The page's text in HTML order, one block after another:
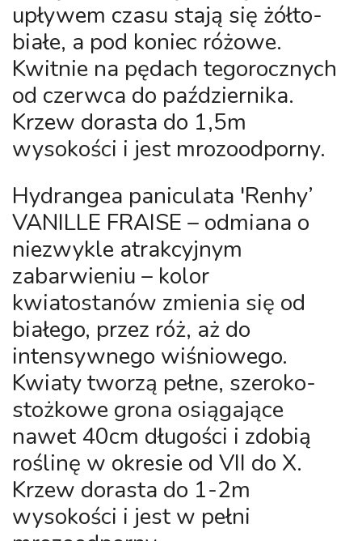
upływem czasu stają się żółto-
białe, a pod koniec różowe.
Kwitnie na pędach tegorocznych
od czerwca do października.
Krzew dorasta do 1,5m
wysokości i jest mrozoodporny.
Hydrangea paniculata 'Renhy’
VANILLE FRAISE – odmiana o
niezwykle atrakcyjnym
zabarwieniu – kolor
kwiatostanów zmienia się od
białego, przez róż, aż do
intensywnego wiśniowego.
Kwiaty tworzą pełne, szeroko-
stożkowe grona osiągające
nawet 40cm długości i zdobią
roślinę w okresie od VII do X.
Krzew dorasta do 1-2m
wysokości i jest w pełni